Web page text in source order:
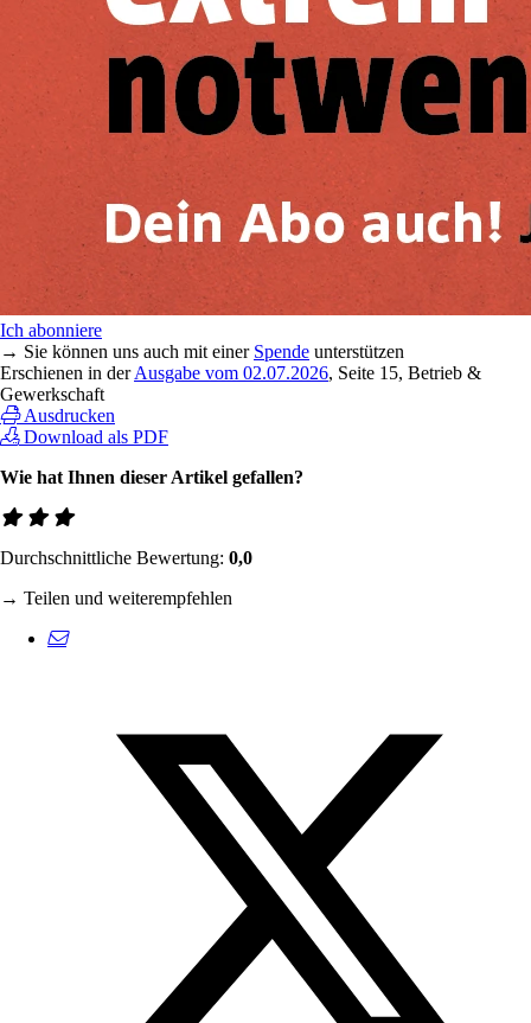
Ich abonniere
→ Sie können uns auch mit einer Spende unterstützen
Erschienen in derAusgabe vom 02.07.2026, Seite 15, Betrieb &
Gewerkschaft
Ausdrucken
Download als PDF
Wie hat Ihnen dieser Artikel gefallen?
Durchschnittliche Bewertung: 0,0
→ Teilen und weiterempfehlen